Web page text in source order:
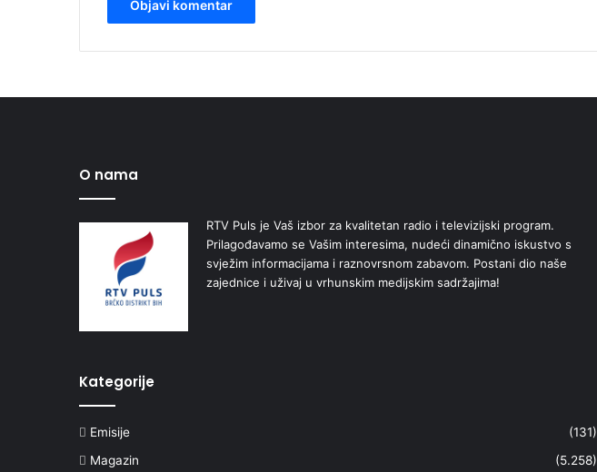
O nama
RTV Puls je Vaš izbor za kvalitetan radio i televizijski program.
Prilagođavamo se Vašim interesima, nudeći dinamično iskustvo s
svježim informacijama i raznovrsnom zabavom. Postani dio naše
zajednice i uživaj u vrhunskim medijskim sadržajima!
Kategorije
Emisije
(131)
Magazin
(5.258)